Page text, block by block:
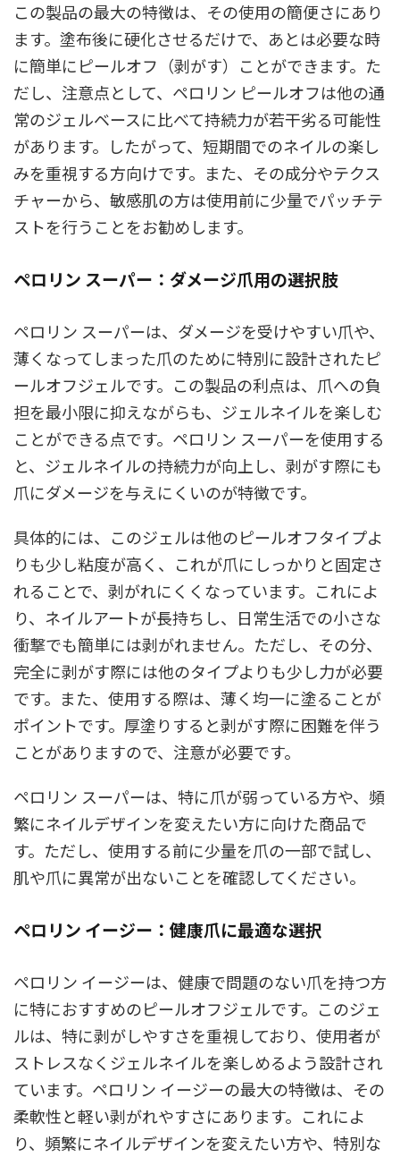
この製品の最大の特徴は、その使用の簡便さにあり
ます。塗布後に硬化させるだけで、あとは必要な時
に簡単にピールオフ（剥がす）ことができます。た
だし、注意点として、ペロリン ピールオフは他の通
常のジェルベースに比べて持続力が若干劣る可能性
があります。したがって、短期間でのネイルの楽し
みを重視する方向けです。また、その成分やテクス
チャーから、敏感肌の方は使用前に少量でパッチテ
ストを行うことをお勧めします。
ペロリン スーパー：ダメージ爪用の選択肢
ペロリン スーパーは、ダメージを受けやすい爪や、
薄くなってしまった爪のために特別に設計されたピ
ールオフジェルです。この製品の利点は、爪への負
担を最小限に抑えながらも、ジェルネイルを楽しむ
ことができる点です。ペロリン スーパーを使用する
と、ジェルネイルの持続力が向上し、剥がす際にも
爪にダメージを与えにくいのが特徴です。
具体的には、このジェルは他のピールオフタイプよ
りも少し粘度が高く、これが爪にしっかりと固定さ
れることで、剥がれにくくなっています。これによ
り、ネイルアートが長持ちし、日常生活での小さな
衝撃でも簡単には剥がれません。ただし、その分、
完全に剥がす際には他のタイプよりも少し力が必要
です。また、使用する際は、薄く均一に塗ることが
ポイントです。厚塗りすると剥がす際に困難を伴う
ことがありますので、注意が必要です。
ペロリン スーパーは、特に爪が弱っている方や、頻
繁にネイルデザインを変えたい方に向けた商品で
す。ただし、使用する前に少量を爪の一部で試し、
肌や爪に異常が出ないことを確認してください。
ペロリン イージー：健康爪に最適な選択
ペロリン イージーは、健康で問題のない爪を持つ方
に特におすすめのピールオフジェルです。このジェ
ルは、特に剥がしやすさを重視しており、使用者が
ストレスなくジェルネイルを楽しめるよう設計され
ています。ペロリン イージーの最大の特徴は、その
柔軟性と軽い剥がれやすさにあります。これによ
り、頻繁にネイルデザインを変えたい方や、特別な